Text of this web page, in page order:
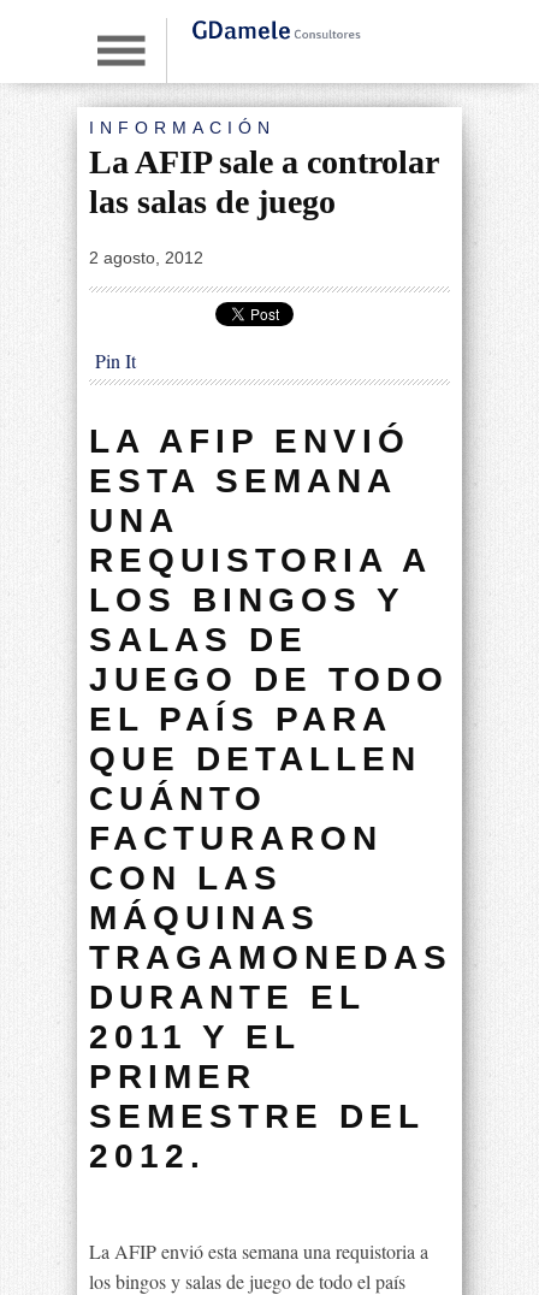
INFORMACIÓN
La AFIP sale a controlar
las salas de juego
By|
2 agosto, 2012
Pin It
LA AFIP ENVIÓ
ESTA SEMANA
UNA
REQUISTORIA A
LOS BINGOS Y
SALAS DE
JUEGO DE TODO
EL PAÍS PARA
QUE DETALLEN
CUÁNTO
FACTURARON
CON LAS
MÁQUINAS
TRAGAMONEDAS
DURANTE EL
2011 Y EL
PRIMER
SEMESTRE DEL
2012.
La AFIP envió esta semana una requistoria a
los bingos y salas de juego de todo el país